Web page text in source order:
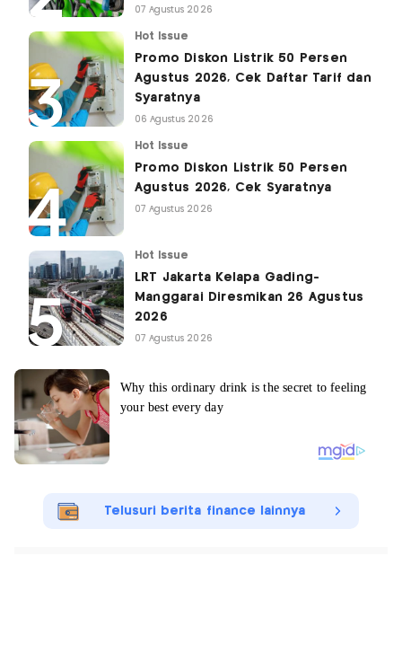
07 Agustus 2026
Hot Issue
Promo Diskon Listrik 50 Persen
Agustus 2026, Cek Daftar Tarif dan
Syaratnya
06 Agustus 2026
Hot Issue
Promo Diskon Listrik 50 Persen
Agustus 2026, Cek Syaratnya
07 Agustus 2026
Hot Issue
LRT Jakarta Kelapa Gading-
Manggarai Diresmikan 26 Agustus
2026
07 Agustus 2026
Telusuri berita finance lainnya